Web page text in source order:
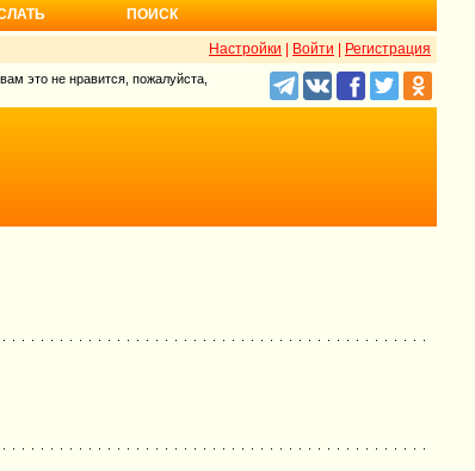
ПОИСК
Настройки Войти Регистрация
это не нравится, пожалуйста,